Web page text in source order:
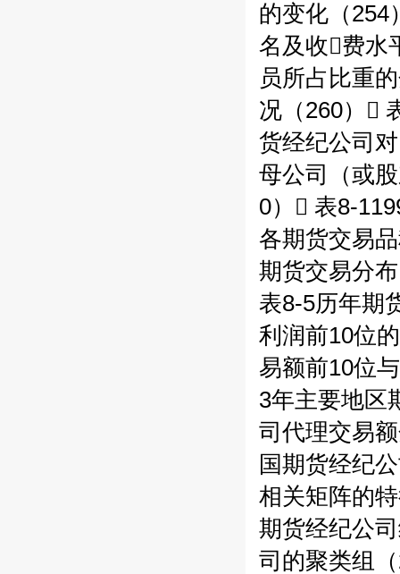
的变化（254
名及收费水
员所占比重
况（260）
货经纪公司
母公司（或
0） 表8-
各期货交易
期货交易分
表8-5历年期
利润前10位
易额前10位
3年主要地区
司代理交易
国期货经纪
相关矩阵的
期货经纪公
司的聚类组